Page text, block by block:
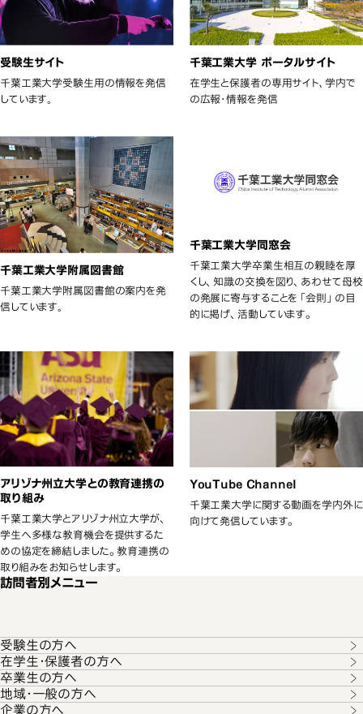
受験生サイト
千葉工業大学受験生用の情報を発信
しています｡
千葉工業大学 ポータルサイト
在学生と保護者の専用サイト､学内で
の広報･情報を発信
千葉工業大学附属図書館
千葉工業大学附属図書館の案内を発
信しています｡
千葉工業大学同窓会
千葉工業大学卒業生相互の親睦を厚
くし、知識の交換を図り、あわせて母校
の発展に寄与することを「会則」の目
的に掲げ、活動しています。
アリゾナ州立大学との教育連携の
取り組み
千葉工業大学とアリゾナ州立大学が、
学生へ多様な教育機会を提供するた
めの協定を締結しました。教育連携の
取り組みをお知らせします。
YouTube Channel
千葉工業大学に関する動画を学内外に
向けて発信しています。
訪問者別メニュー
受験生の方へ
在学生･保護者の方へ
卒業生の方へ
地域･一般の方へ
企業の方へ